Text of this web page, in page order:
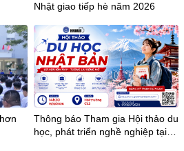
Nhật giao tiếp hè năm 2026
Thông báo Tham gia Hội thảo du
học, phát triển nghề nghiệp tại